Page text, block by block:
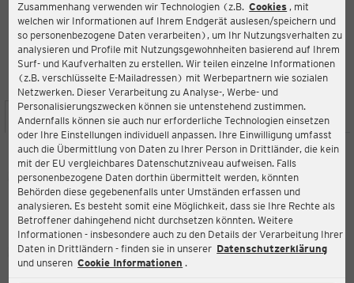
Zusammenhang verwenden wir Technologien (z.B. Cookies , mit
welchen wir Informationen auf Ihrem Endgerät auslesen/speichern und
so personenbezogene Daten verarbeiten), um Ihr Nutzungsverhalten zu
analysieren und Profile mit Nutzungsgewohnheiten basierend auf Ihrem
Surf- und Kaufverhalten zu erstellen. Wir teilen einzelne Informationen
(z.B. verschlüsselte E-Mailadressen) mit Werbepartnern wie sozialen
Netzwerken. Dieser Verarbeitung zu Analyse-, Werbe- und
Personalisierungszwecken können sie untenstehend zustimmen.
Andernfalls können sie auch nur erforderliche Technologien einsetzen
oder Ihre Einstellungen individuell anpassen. Ihre Einwilligung umfasst
auch die Übermittlung von Daten zu Ihrer Person in Drittländer, die kein
mit der EU vergleichbares Datenschutzniveau aufweisen. Falls
personenbezogene Daten dorthin übermittelt werden, könnten
Behörden diese gegebenenfalls unter Umständen erfassen und
analysieren. Es besteht somit eine Möglichkeit, dass sie Ihre Rechte als
Betroffener dahingehend nicht durchsetzen könnten. Weitere
Informationen - insbesondere auch zu den Details der Verarbeitung Ihrer
Daten in Drittländern - finden sie in unserer Datenschutzerklärung
und unseren Cookie Informationen .
ERNSTING'S FAMILY FILIALE
Schönbrunner Allee 18 (TOP 13)
2331 Vösendorf
4,0
Bewertung:
STANDORT SERVICES SORTIMENT AKTIONEN
Ernsting's family
Schönbrunner Allee 18 (TOP 13), 2331 Vösendorf
Aktuell:
Geöffnet